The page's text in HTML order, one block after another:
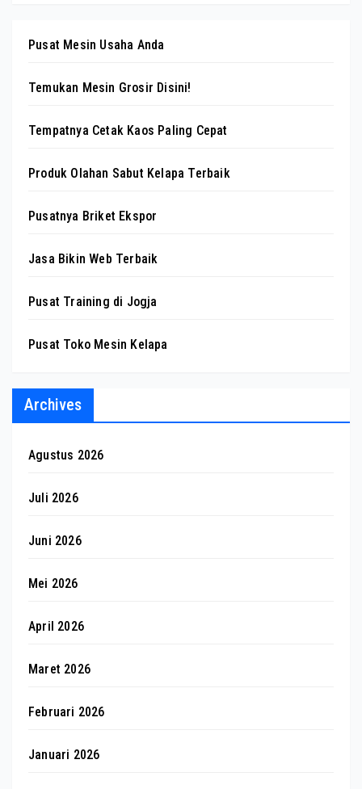
Pusat Mesin Usaha Anda
Temukan Mesin Grosir Disini!
Tempatnya Cetak Kaos Paling Cepat
Produk Olahan Sabut Kelapa Terbaik
Pusatnya Briket Ekspor
Jasa Bikin Web Terbaik
Pusat Training di Jogja
Pusat Toko Mesin Kelapa
Archives
Agustus 2026
Juli 2026
Juni 2026
Mei 2026
April 2026
Maret 2026
Februari 2026
Januari 2026